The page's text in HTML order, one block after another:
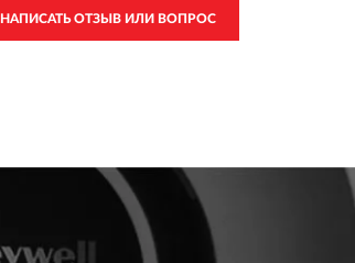
НАПИСАТЬ ОТЗЫВ ИЛИ ВОПРОС